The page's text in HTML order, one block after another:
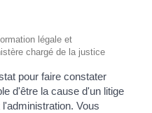
légale et
chargé de la justice
pour faire constater
d'être la cause d'un litige
Vous